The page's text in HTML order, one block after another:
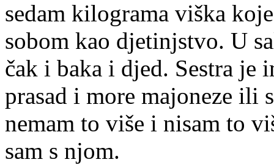
sedam kilograma viška
sobom kao djetinjstvo. U
čak i baka i djed. Sestra je
prasad i more majoneze
nemam to više i nisam to
sam s